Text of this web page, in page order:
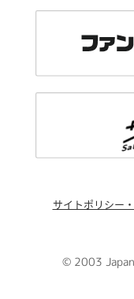
サイトポリシー
© 2003